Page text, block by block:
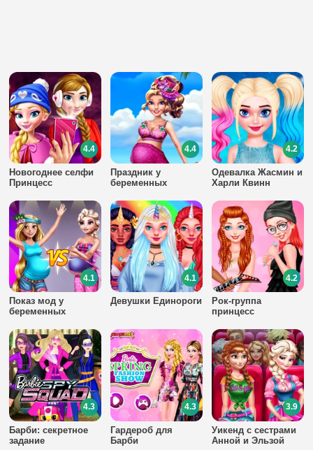
Новогоднее селфи
Принцесс
4.4
Праздник у
беременных
4.4
Одевалка Жасмин и
Харли Квинн
4.2
Показ мод у
беременных
4.1
Девушки Единороги
4.1
Рок-группа
принцесс
4.2
Барби: секретное
задание
4.3
Гардероб для
Барби
4.3
Уикенд с сестрами
Анной и Эльзой
3.9